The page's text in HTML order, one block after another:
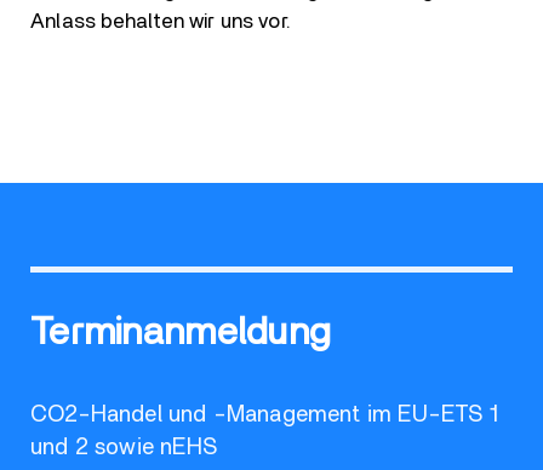
Anlass behalten wir uns vor.
Terminanmeldung
CO2-Handel und -Management im EU-ETS 1
und 2 sowie nEHS